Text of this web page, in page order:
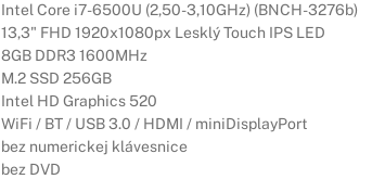
Intel Core i7-6500U (2,50-3,10GHz) (BNCH-3276b)
13,3" FHD 1920x1080px Lesklý Touch IPS LED
8GB DDR3 1600MHz
M.2 SSD 256GB
Intel HD Graphics 520
WiFi / BT / USB 3.0 / HDMI / miniDisplayPort
bez numerickej klávesnice
bez DVD